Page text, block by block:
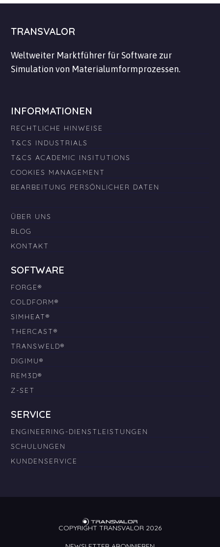
TRANSVALOR
Weltweiter Marktführer für Software zur
Simulation von Materialumformprozessen.
INFORMATIONEN
RECHTLICHE HINWEISE
T&CS INDUSTRIALS
T&CS ACADEMIC INSITUTIONS
COOKIES MANAGEMENT
BEARBEITUNG PERSÖNLICHER DATEN
ÜBER UNS
BLOG
KONTAKT
SOFTWARE
FORGE®
COLDFORM®
SIMHEAT®
THERCAST®
TRANSWELD®
DIGIMU®
REM3D®
Z-SET
SERVICE
ENGINEERING-DIENSTLEISTUNGEN
SCHULUNGEN
KUNDENSERVICE
COPYRIGHT TRANSVALOR 2026